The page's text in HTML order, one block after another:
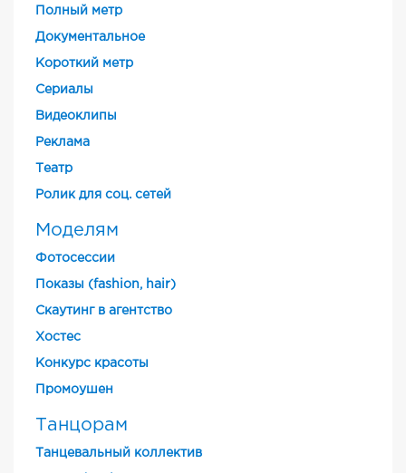
Полный метр
Документальное
Короткий метр
Cериалы
Видеоклипы
Реклама
Театр
Ролик для соц. сетей
Моделям
Фотосессии
Показы (fashion, hair)
Скаутинг в агентство
Хостес
Конкурс красоты
Промоушен
Танцорам
Танцевальный коллектив